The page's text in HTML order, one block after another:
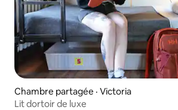
Chambre partagée · Victoria
Lit dortoir de luxe